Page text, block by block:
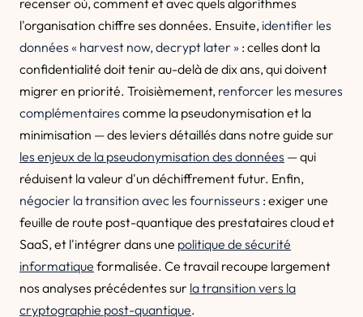
recenser où, comment et avec quels algorithmes
l'organisation chiffre ses données. Ensuite, identifier les
données « harvest now, decrypt later » : celles dont la
confidentialité doit tenir au-delà de dix ans, qui doivent
migrer en priorité. Troisièmement, renforcer les mesures
complémentaires comme la pseudonymisation et la
minimisation — des leviers détaillés dans notre guide sur
les enjeux de la pseudonymisation des données — qui
réduisent la valeur d'un déchiffrement futur. Enfin,
négocier la transition avec les fournisseurs : exiger une
feuille de route post-quantique des prestataires cloud et
SaaS, et l'intégrer dans une politique de sécurité
informatique formalisée. Ce travail recoupe largement
nos analyses précédentes sur la transition vers la
cryptographie post-quantique.